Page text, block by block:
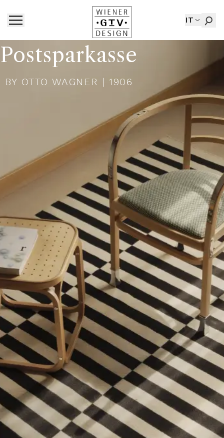
IT
Postsparkasse
BY OTTO WAGNER | 1906